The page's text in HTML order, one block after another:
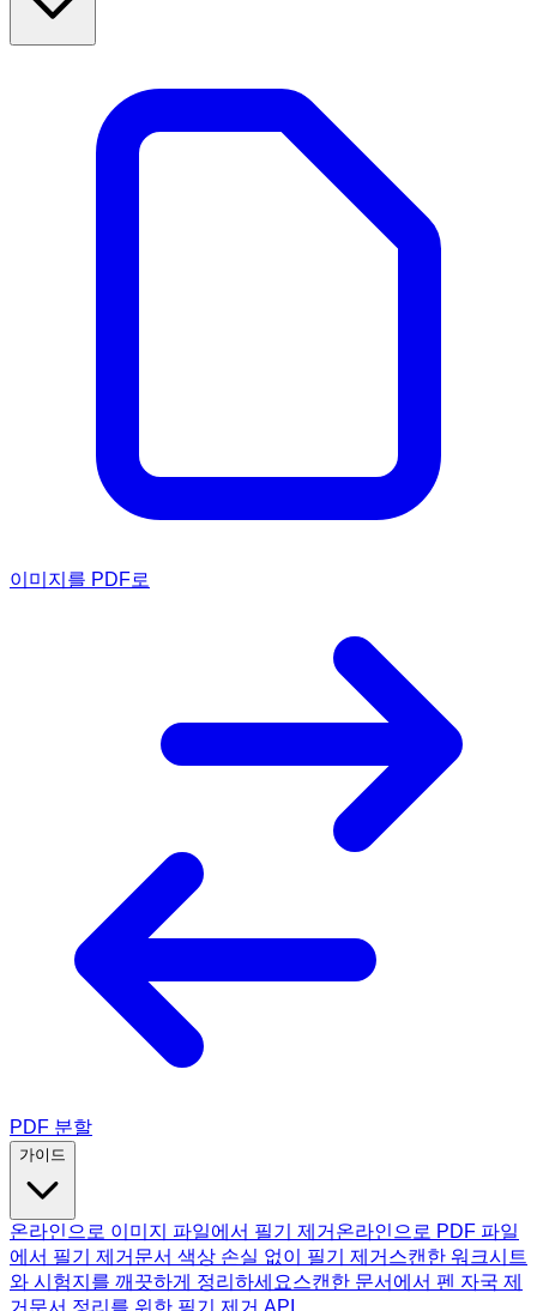
이미지를 PDF로
PDF 분할
가이드
온라인으로 이미지 파일에서 필기 제거 온라인으로 PDF 파일
에서 필기 제거 문서 색상 손실 없이 필기 제거 스캔한 워크시트
와 시험지를 깨끗하게 정리하세요스캔한 문서에서 펜 자국 제
거 문서 정리를 위한 필기 제거 API